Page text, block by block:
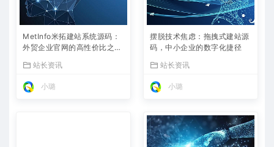
MetInfo米拓建站系统源码：
外贸企业官网的高性价比之
站长资讯
小璐
摆脱技术焦虑：拖拽式建站源
码，中小企业的数字化捷径
站长资讯
小璐